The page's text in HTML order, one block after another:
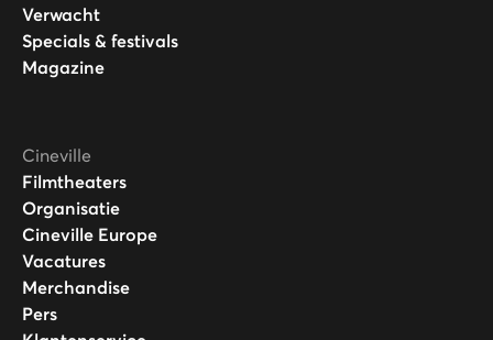
Verwacht
Specials & festivals
Magazine
Cineville
Filmtheaters
Organisatie
Cineville Europe
Vacatures
Merchandise
Pers